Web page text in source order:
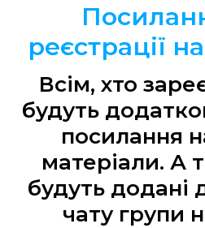
реєстрації
Всім, хто
будуть
посилання
матеріали. А
будуть додані
чату групи